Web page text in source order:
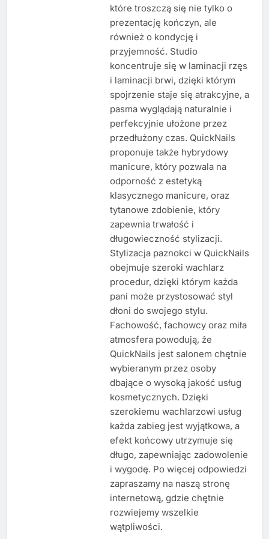
które troszczą się nie tylko o
prezentację kończyn, ale
również o kondycję i
przyjemność. Studio
koncentruje się w laminacji rzęs
i laminacji brwi, dzięki którym
spojrzenie staje się atrakcyjne, a
pasma wyglądają naturalnie i
perfekcyjnie ułożone przez
przedłużony czas. QuickNails
proponuje także hybrydowy
manicure, który pozwala na
odporność z estetyką
klasycznego manicure, oraz
tytanowe zdobienie, który
zapewnia trwałość i
długowieczność stylizacji.
Stylizacja paznokci w QuickNails
obejmuje szeroki wachlarz
procedur, dzięki którym każda
pani może przystosować styl
dłoni do swojego stylu.
Fachowość, fachowcy oraz miła
atmosfera powodują, że
QuickNails jest salonem chętnie
wybieranym przez osoby
dbające o wysoką jakość usług
kosmetycznych. Dzięki
szerokiemu wachlarzowi usług
każda zabieg jest wyjątkowa, a
efekt końcowy utrzymuje się
długo, zapewniając zadowolenie
i wygodę. Po więcej odpowiedzi
zapraszamy na naszą stronę
internetową, gdzie chętnie
rozwiejemy wszelkie
wątpliwości.